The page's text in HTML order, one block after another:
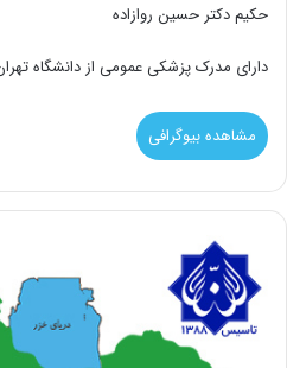
حکیم دکتر حسین روازاده
دارای مدرک پزشکی عمومی از دانشگاه تهران
مشاهده بیوگرافی